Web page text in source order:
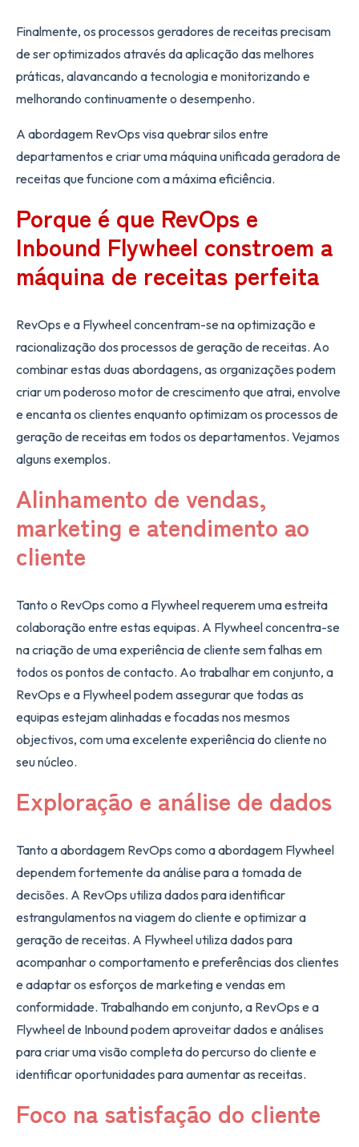
Finalmente, os processos geradores de receitas precisam
de ser optimizados através da aplicação das melhores
práticas, alavancando a tecnologia e monitorizando e
melhorando continuamente o desempenho.
A abordagem RevOps visa quebrar silos entre
departamentos e criar uma máquina unificada geradora de
receitas que funcione com a máxima eficiência.
Porque é que RevOps e
Inbound Flywheel constroem a
máquina de receitas perfeita
RevOps e a Flywheel concentram-se na optimização e
racionalização dos processos de geração de receitas. Ao
combinar estas duas abordagens, as organizações podem
criar um poderoso motor de crescimento que atrai, envolve
e encanta os clientes enquanto optimizam os processos de
geração de receitas em todos os departamentos. Vejamos
alguns exemplos.
Alinhamento de vendas,
marketing e atendimento ao
cliente
Tanto o RevOps como a Flywheel requerem uma estreita
colaboração entre estas equipas. A Flywheel concentra-se
na criação de uma experiência de cliente sem falhas em
todos os pontos de contacto. Ao trabalhar em conjunto, a
RevOps e a Flywheel podem assegurar que todas as
equipas estejam alinhadas e focadas nos mesmos
objectivos, com uma excelente experiência do cliente no
seu núcleo.
Exploração e análise de dados
Tanto a abordagem RevOps como a abordagem Flywheel
dependem fortemente da análise para a tomada de
decisões. A RevOps utiliza dados para identificar
estrangulamentos na viagem do cliente e optimizar a
geração de receitas. A Flywheel utiliza dados para
acompanhar o comportamento e preferências dos clientes
e adaptar os esforços de marketing e vendas em
conformidade. Trabalhando em conjunto, a RevOps e a
Flywheel de Inbound podem aproveitar dados e análises
para criar uma visão completa do percurso do cliente e
identificar oportunidades para aumentar as receitas.
Foco na satisfação do cliente